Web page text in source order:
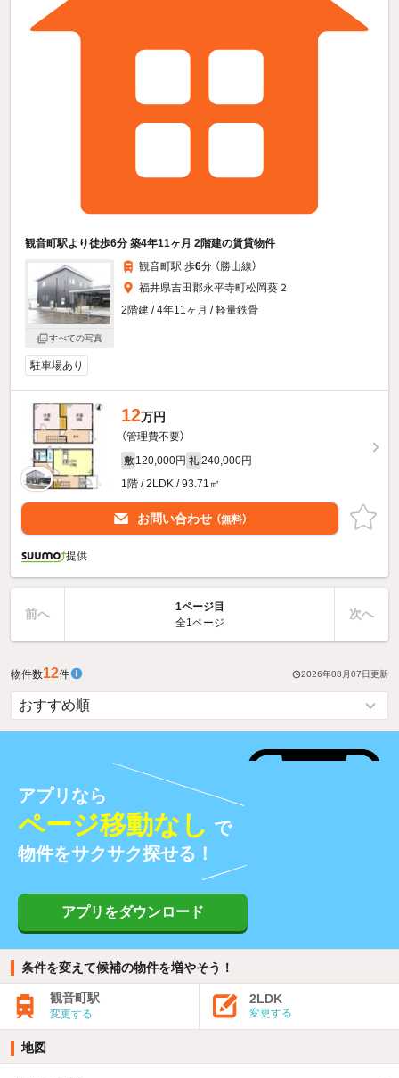
観音町駅より徒歩6分 築4年11ヶ月 2階建の賃貸物件
すべての写真
観音町駅 歩6分 （勝山線）
福井県吉田郡永平寺町松岡葵２
2階建 / 4年11ヶ月 / 軽量鉄骨
駐車場あり
12万円
（管理費不要）
敷 120,000円 礼 240,000円
1階 / 2LDK / 93.71㎡
お問い合わせ （無料）
提供
前へ
1ページ目
全1ページ
次へ
物件数12件 2026年08月07日更新
アプリなら
ページ移動なし で
物件をサクサク探せる！
アプリをダウンロード
条件を変えて候補の物件を増やそう！
観音町駅
変更する
2LDK
変更する
地図